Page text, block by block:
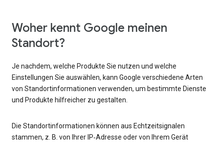
Woher kennt Google meinen
Standort?
Je nachdem, welche Produkte Sie nutzen und welche
Einstellungen Sie auswählen, kann Google verschiedene Arten
von Standortinformationen verwenden, um bestimmte Dienste
und Produkte hilfreicher zu gestalten.
Die Standortinformationen können aus Echtzeitsignalen
stammen, z. B. von Ihrer IP‑Adresse oder von Ihrem Gerät